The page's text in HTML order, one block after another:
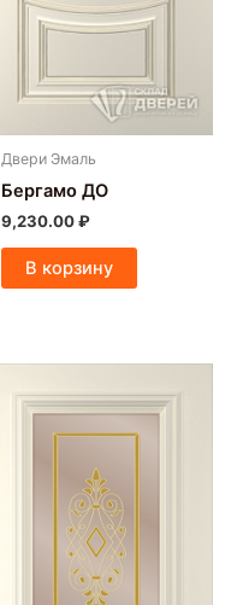
Двери Эмаль
Бергамо ДО
9,230.00₽
В корзину